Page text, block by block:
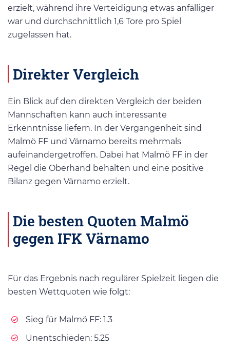
erzielt, während ihre Verteidigung etwas anfälliger
war und durchschnittlich 1,6 Tore pro Spiel
zugelassen hat.
Direkter Vergleich
Ein Blick auf den direkten Vergleich der beiden
Mannschaften kann auch interessante
Erkenntnisse liefern. In der Vergangenheit sind
Malmö FF und Värnamo bereits mehrmals
aufeinandergetroffen. Dabei hat Malmö FF in der
Regel die Oberhand behalten und eine positive
Bilanz gegen Värnamo erzielt.
Die besten Quoten Malmö
gegen IFK Värnamo
Für das Ergebnis nach regulärer Spielzeit liegen die
besten Wettquoten wie folgt:
Sieg für Malmö FF: 1.3
Unentschieden: 5.25